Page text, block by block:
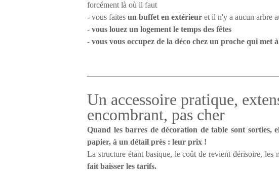
forcément là où il faut
- vous faites un buffet en extérieur et il n'y a aucun arbre
- vous louez un logement le temps des fêtes
- vous vous occupez de la déco chez un proche qui met
Un accessoire pratique,
encombrant, pas cher
Quand les barres de décoration de table sont sorties,
papier, à un détail près : leur prix !
La structure étant basique, le coût de revient dérisoire, les
fait baisser les tarifs.